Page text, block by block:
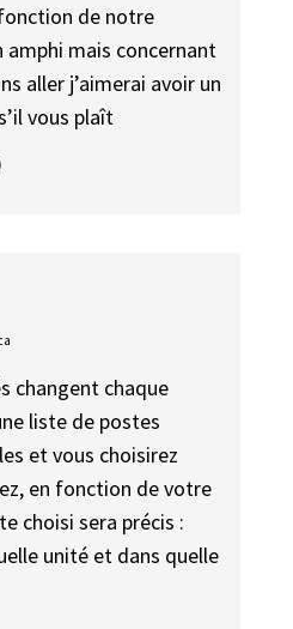
de notre
amphi mais concernant
aller j’aimerai avoir un
vous plaît
changent chaque
liste de postes
et vous choisirez
en fonction de votre
choisi sera précis :
unité et dans quelle